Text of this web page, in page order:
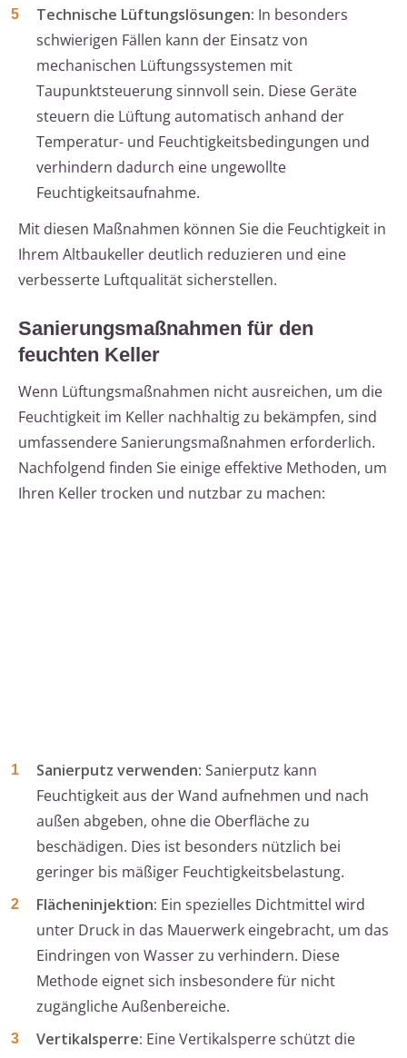
Technische Lüftungslösungen: In besonders
schwierigen Fällen kann der Einsatz von
mechanischen Lüftungssystemen mit
Taupunktsteuerung sinnvoll sein. Diese Geräte
steuern die Lüftung automatisch anhand der
Temperatur- und Feuchtigkeitsbedingungen und
verhindern dadurch eine ungewollte
Feuchtigkeitsaufnahme.
Mit diesen Maßnahmen können Sie die Feuchtigkeit in
Ihrem Altbaukeller deutlich reduzieren und eine
verbesserte Luftqualität sicherstellen.
Sanierungsmaßnahmen für den
feuchten Keller
Wenn Lüftungsmaßnahmen nicht ausreichen, um die
Feuchtigkeit im Keller nachhaltig zu bekämpfen, sind
umfassendere Sanierungsmaßnahmen erforderlich.
Nachfolgend finden Sie einige effektive Methoden, um
Ihren Keller trocken und nutzbar zu machen:
Sanierputz verwenden: Sanierputz kann
Feuchtigkeit aus der Wand aufnehmen und nach
außen abgeben, ohne die Oberfläche zu
beschädigen. Dies ist besonders nützlich bei
geringer bis mäßiger Feuchtigkeitsbelastung.
Flächeninjektion: Ein spezielles Dichtmittel wird
unter Druck in das Mauerwerk eingebracht, um das
Eindringen von Wasser zu verhindern. Diese
Methode eignet sich insbesondere für nicht
zugängliche Außenbereiche.
Vertikalsperre: Eine Vertikalsperre schützt die